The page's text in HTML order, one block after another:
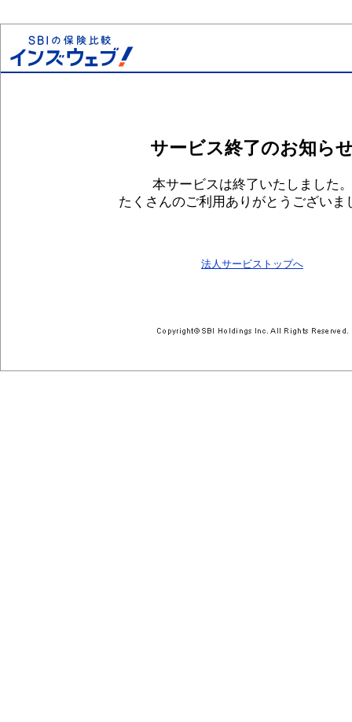
サービス終了のお知ら
本サービスは終了いたしました。
たくさんのご利用ありがとうございま
法人サービストップへ